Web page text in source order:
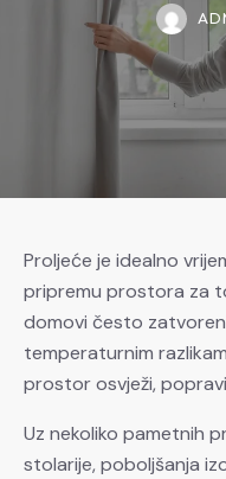
Proljeće je idealno
pripremu prostora za
domovi često
temperaturnim
prostor osvježi,
Uz nekoliko pametnih
stolarije, poboljšanja